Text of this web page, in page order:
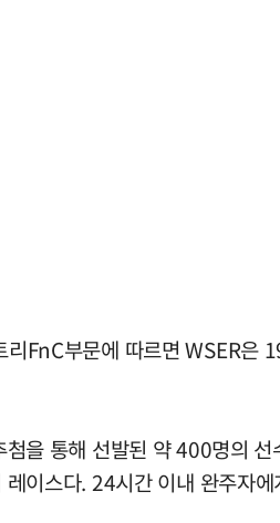
FnC부문에 따르면 WSER은
첨을 통해 선발된 약 400명의
레이스다. 24시간 이내 완주자